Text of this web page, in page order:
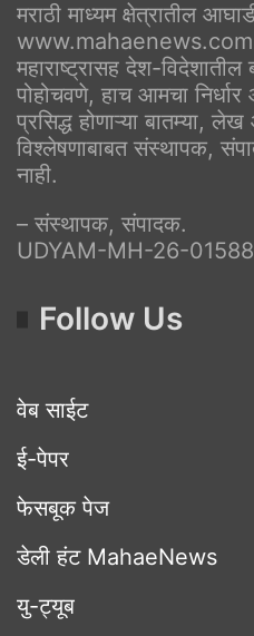
मराठी माध्यम क्षेत्रातील
महाराष्ट्रासह देश-विदेशातील
पोहोचवणे, हाच आमचा
प्रसिद्ध होणाऱ्या बातम्या,
विश्लेषणाबाबत संस्थापक,
नाही.
– संस्थापक, संपादक.
UDYAM-MH-26-
Follow Us
वेब साईट
ई-पेपर
फेसबूक पेज
डेली हंट MahaeNews
यु-ट्यूब